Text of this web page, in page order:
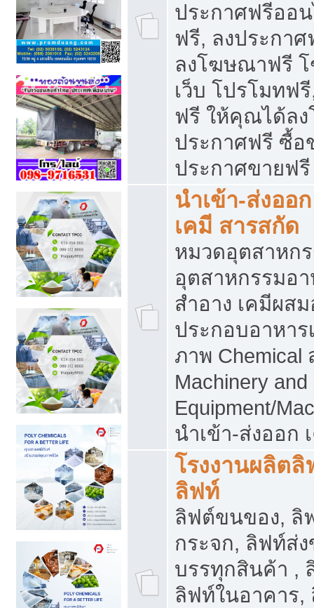
ประกาศฟรีออ
ฟรี, ลงประกา
ลงโฆษณาฟรี
เว็บ โปรโมทฟ
ฟรี ให้คุณได้ล
ประกาศฟรี ซื้อ
ประกาศขายฟรี
นำเข้า-ส่งออ
เคมี สารสกัด
หมวดอุตสาหก
อุตสาหกรรมอา
สำอาง เคมีผส
ประกอบอาหาร
ภาพ Chemical
Machinery
Equipment/
นำเข้า-ส่งออก
โรงงานผลิต
ลิฟท์
ลิฟต์ขนของ, ลิ
กระจก, ลิฟท์ส่
บรรทุกสินค้า ,
ลิฟท์ในอาคาร,